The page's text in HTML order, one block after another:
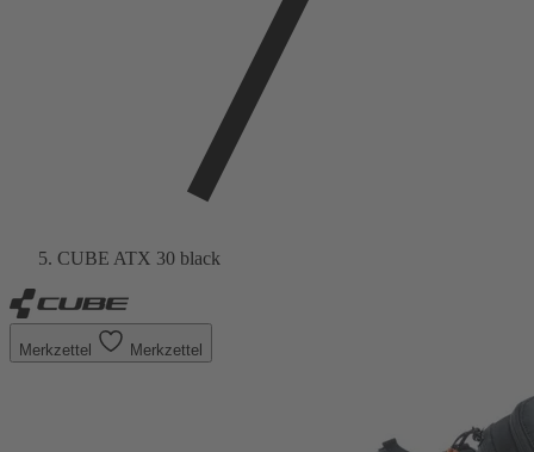
CUBE ATX 30 black
Merkzettel Merkzettel